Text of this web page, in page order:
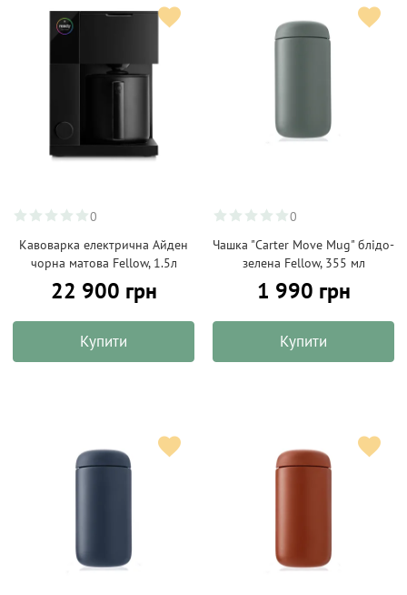
0
Кавоварка електрична Айден
чорна матова Fellow, 1.5л
22 900 грн
Купити
0
Чашка "Carter Move Mug" блідо-
зелена Fellow, 355 мл
1 990 грн
Купити